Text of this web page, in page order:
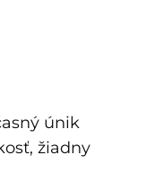
únik
žiadny